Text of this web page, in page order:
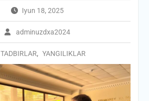
Iyun 18, 2025
adminuzdxa2024
TADBIRLAR, YANGILIKLAR